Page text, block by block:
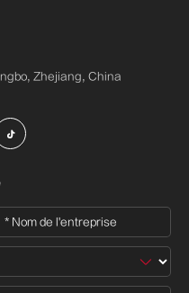
Zhejiang, China
